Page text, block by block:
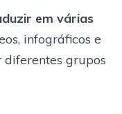
em várias
infográficos e
grupos